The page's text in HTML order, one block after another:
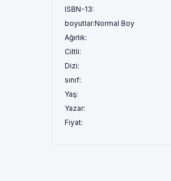
ISBN-13:
boyutlar:Normal Boy
Ağırlık:
Ciltli:
Dizi:
sınıf:
Yaş:
Yazar:
Fiyat: